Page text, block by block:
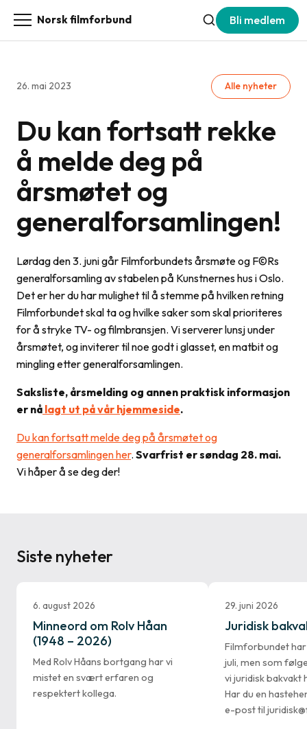
Norsk filmforbund Bli medlem
26. mai 2023 Alle nyheter
Du kan fortsatt rekke
å melde deg på
årsmøtet og
generalforsamlingen!
Lørdag den 3. juni går Filmforbundets årsmøte og F©Rs
generalforsamling av stabelen på Kunstnernes hus i Oslo.
Det er her du har mulighet til å stemme på hvilken retning
Filmforbundet skal ta og hvilke saker som skal prioriteres
for å stryke TV- og filmbransjen. Vi serverer lunsj under
årsmøtet, og inviterer til noe godt i glasset, en matbit og
mingling etter generalforsamlingen.
Saksliste, årsmelding og annen praktisk informasjon
er nå lagt ut på vår hjemmeside.
Du kan fortsatt melde deg på årsmøtet og
generalforsamlingen her. Svarfrist er søndag 28. mai.
Vi håper å se deg der!
Siste nyheter
6. august 2026
Minneord om Rolv Håan
(1948 – 2026)
Med Rolv Håans bortgang har vi
mistet en svært erfaren og
respektert kollega.
29. juni 2026
Juridisk
Filmforbundet
juli, men som
vi juridisk bakvakt
Har du en
e-post til